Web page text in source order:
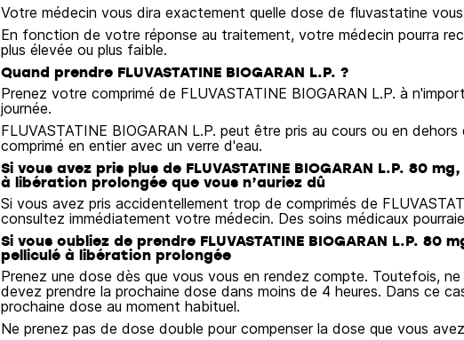
Votre médecin vous dira exactement quelle dose de fluvastatine
En fonction de votre réponse au traitement, votre médecin pourra
plus élevée ou plus faible.
Quand prendre FLUVASTATINE BIOGARAN L.P. ?
Prenez votre comprimé de FLUVASTATINE BIOGARAN L.P. à
journée.
FLUVASTATINE BIOGARAN L.P. peut être pris au cours ou en dehors
comprimé en entier avec un verre d'eau.
Si vous avez pris plus de FLUVASTATINE BIOGARAN L.P. 80
à libération prolongée que vous n’auriez dû
Si vous avez pris accidentellement trop de comprimés de
consultez immédiatement votre médecin. Des soins médicaux
Si vous oubliez de prendre FLUVASTATINE BIOGARAN L.P. 80
pelliculé à libération prolongée
Prenez une dose dès que vous vous en rendez compte. Toutefois, ne
devez prendre la prochaine dose dans moins de 4 heures. Dans ce
prochaine dose au moment habituel.
Ne prenez pas de dose double pour compenser la dose que vous